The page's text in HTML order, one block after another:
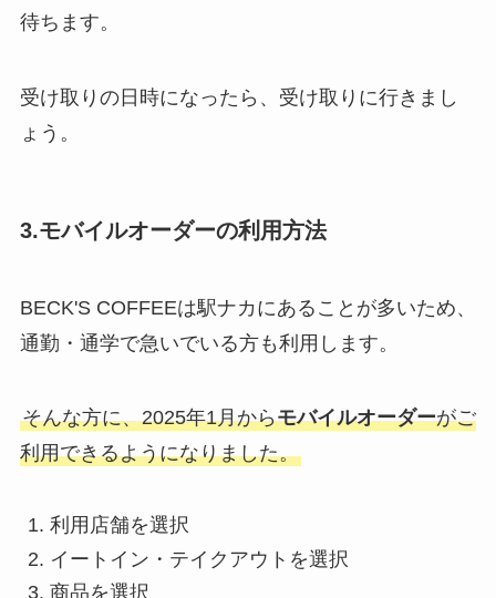
待ちます。
受け取りの日時になったら、受け取りに行きまし
ょう。
3.モバイルオーダーの利用方法
BECK'S COFFEEは駅ナカにあることが多いため、
通勤・通学で急いでいる方も利用します。
そんな方に、2025年1月からモバイルオーダーがご
利用できるようになりました。
利用店舗を選択
イートイン・テイクアウトを選択
商品を選択